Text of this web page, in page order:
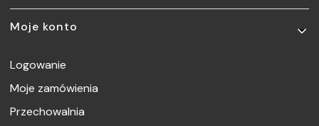
Moje konto
Logowanie
Moje zamówienia
Przechowalnia